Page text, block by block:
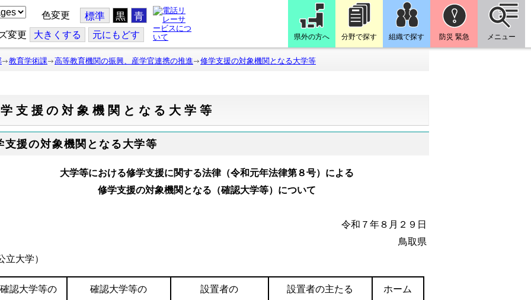
色変更 標準 黒 青
変更 大きくする 元にもどす 県外の方へ 分野で探す 組織で探す 防災 緊急 メニュー
教育学術課 高等教育機関の振興、産学官連携の推進 修学支援の対象機関となる大学等
支援の対象機関となる大学等
支援の対象機関となる大学等
大学等における修学支援に関する法律（令和元年法律第８号）による
修学支援の対象機関となる（確認大学等）について
令和７年８月２９日
鳥取県
立大学）
確認大学等の
確認大学等の
設置者の
設置者の主たる
ホーム